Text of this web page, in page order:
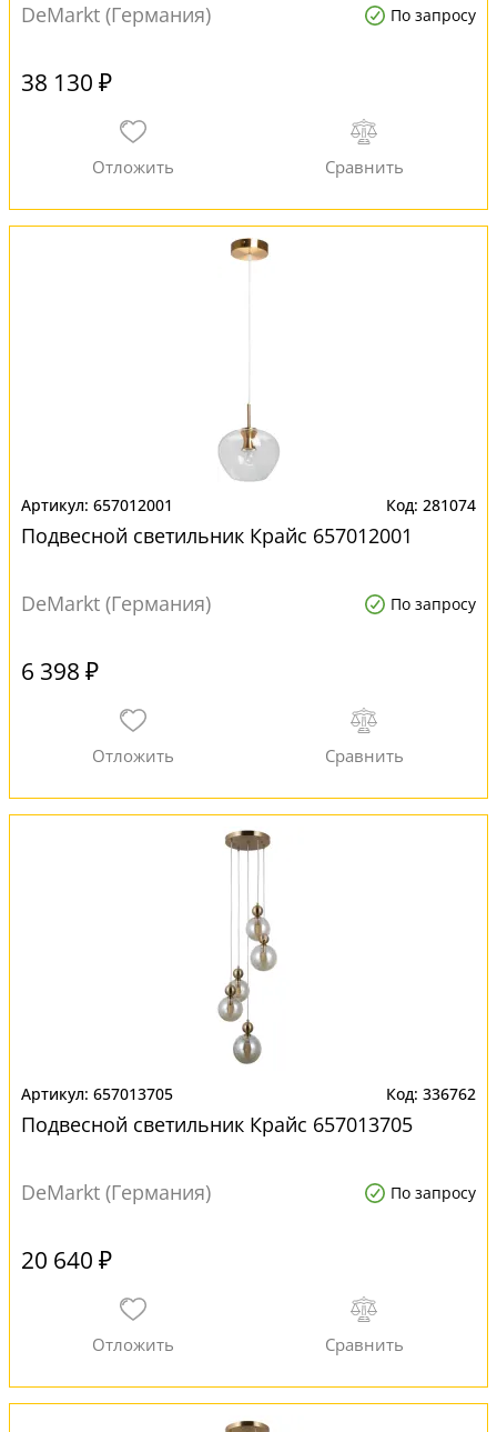
DeMarkt (Германия) По запросу
38 130 ₽
657012001 281074
Подвесной светильник Крайс 657012001
DeMarkt (Германия) По запросу
6 398 ₽
657013705 336762
Подвесной светильник Крайс 657013705
DeMarkt (Германия) По запросу
20 640 ₽